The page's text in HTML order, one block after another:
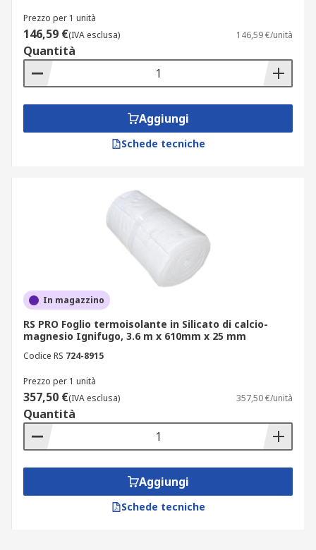
Prezzo per 1 unità
146,59 €(IVA esclusa) 146,59 €/unità
Quantità
Aggiungi
Schede tecniche
In magazzino
RS PRO Foglio termoisolante in Silicato di calcio-
magnesio Ignifugo, 3.6 m x 610mm x 25 mm
Codice RS 724-8915
Prezzo per 1 unità
357,50 €(IVA esclusa) 357,50 €/unità
Quantità
Aggiungi
Schede tecniche